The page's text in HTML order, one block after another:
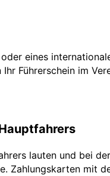
eines
Führerschein im
lauten und bei
mit